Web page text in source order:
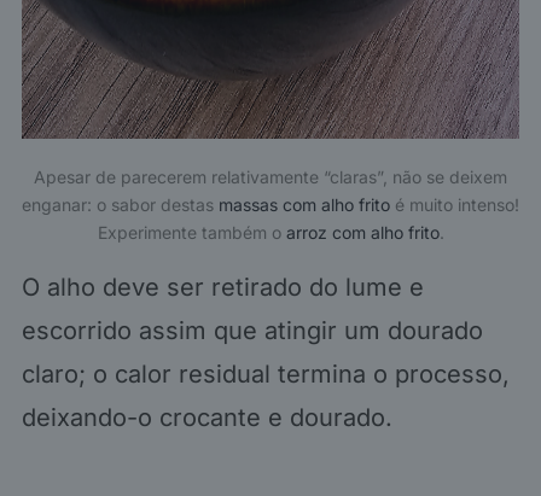
Apesar de parecerem relativamente “claras”, não se deixem
enganar: o sabor destas massas com alho frito é muito intenso!
Experimente também o arroz com alho frito.
O alho deve ser retirado do lume e
escorrido assim que atingir um dourado
claro; o calor residual termina o processo,
deixando-o crocante e dourado.